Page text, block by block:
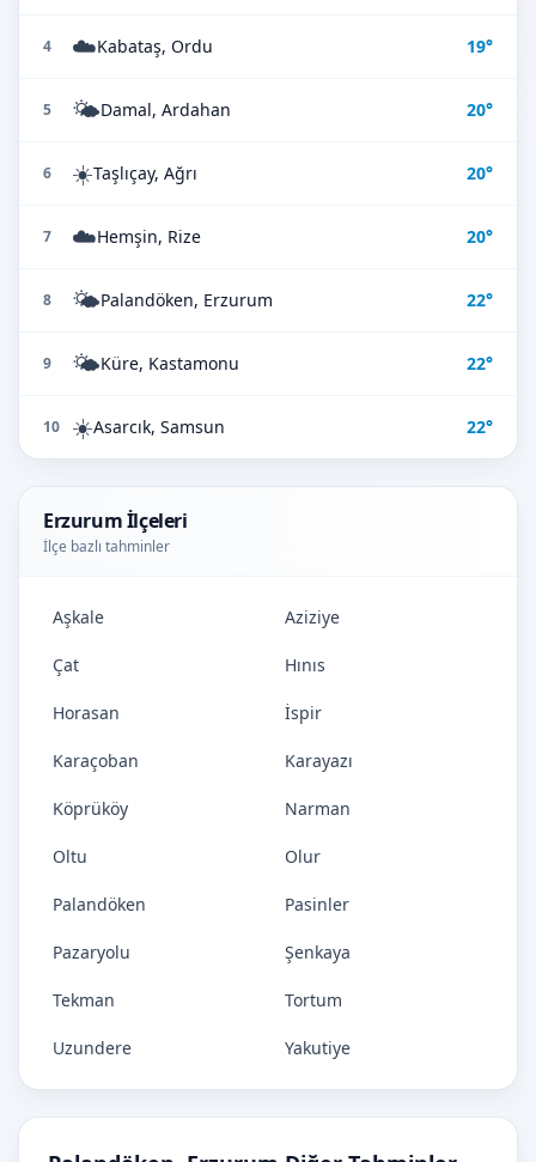
4 ☁️Kabataş, Ordu 19°
5 🌤️Damal, Ardahan 20°
6 ☀️Taşlıçay, Ağrı 20°
7 ☁️Hemşin, Rize 20°
8 🌤️Palandöken, Erzurum 22°
9 🌤️Küre, Kastamonu 22°
10 ☀️Asarcık, Samsun 22°
Erzurum İlçeleri
İlçe bazlı tahminler
Aşkale Aziziye
Çat Hınıs
Horasan İspir
Karaçoban Karayazı
Köprüköy Narman
Oltu Olur
Palandöken Pasinler
Pazaryolu Şenkaya
Tekman Tortum
Uzundere Yakutiye